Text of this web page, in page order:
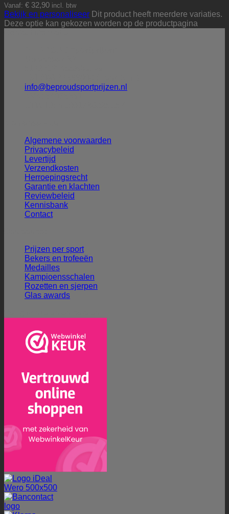
Vanaf: € 32,90 incl. btw
Bekijk en personaliseer Dit product heeft meerdere variaties.
Deze optie kan gekozen worden op de productpagina
info@beproudsportprijzen.nl
Algemene voorwaarden
Privacybeleid
Levertijd
Verzendkosten
Herroepingsrecht
Garantie en klachten
Reviewbeleid
Kennisbank
Contact
Prijzen per sport
Bekers en trofeeën
Medailles
Kampioensschalen
Rozetten en sjerpen
Glas awards